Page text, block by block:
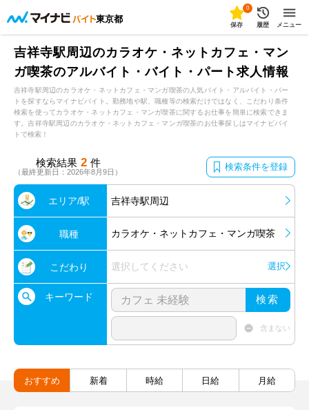
東京都
0
保存 履歴 メニュー
吉祥寺駅周辺のカラオケ・ネットカフェ・マン
ガ喫茶のアルバイト・バイト・パート求人情報
吉祥寺駅周辺のカラオケ・ネットカフェ・マンガ喫茶の人気バイト・アルバイト・パー
トを探すならマイナビバイト。勤務地や駅、職種等の検索だけではなく、こだわり条件
検索を使ってカラオケ・ネットカフェ・マンガ喫茶に関するお仕事を簡単に検索できま
す。吉祥寺駅周辺のカラオケ・ネットカフェ・マンガ喫茶のお仕事探しはマイナビバイ
トで検索！
検索結果 2 件
（最終更新日：2026年8月9日） 検索条件を登録
エリア/駅 吉祥寺駅周辺
職種 カラオケ・ネットカフェ・マンガ喫茶
こだわり 選択してください 選択
キーワード 検索
含まない
おすすめ 新着 時給 日給 月給